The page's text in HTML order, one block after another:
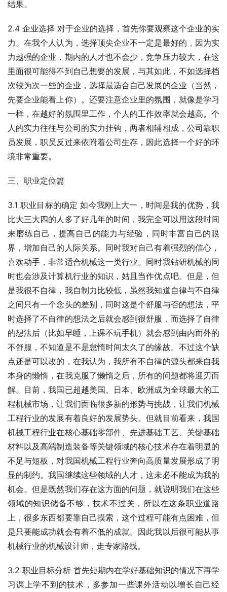
结果。
2.4 企业选择 对于企业的选择，首先你要观察这个企业的实
力。在我个人认为，选择顶尖企业不一定是最好的，因为实
力越强的企业，期内的人才也不会少，竞争压力较大，在这
里面很可能得不到自己想要的发展，与其如此，不如选择档
次较为次一些的企业，选择最适合自己发展的企业（当然，
先要企业能看上你）。还要注意企业里的氛围，就像是学习
一样，在越好的氛围里工作，个人的工作效率就会越高。个
人的实力往往与公司的实力挂钩，两者相辅相成，公司靠职
员发展，职员反过来依附着公司生存，因此选择一个好的环
境非常重要。
三、职业定位篇
3.1 职业目标的确定 如今我刚上大一，时间是我的优势，我
比大三大四的人多了好几年的时间，我完全可以用这段时间
来磨练自己，提高自己的能力与经验，同时丰富自己的眼
界，增加自己的人际关系。同时我对自己有着强烈的信心，
喜欢动手，非常适合机械这一类行业。同时我钻研机械的同
时也会涉及计算机行业的知识，姑且当作优点吧。但是，但
是我很不自律，我自制力比较低，虽然我知道自律与不自律
之间只有一个念头的差别，同时这是个舒服与否的想法，平
时选择了不自律的想法之后就会感到很舒服，而选择了自律
的想法后（比如早睡，上课不玩手机）就会感到由内而外的
不舒服，不知道是不是怠惰时间太久了的缘故。不过这个缺
点还是可以改的，在我认为，我所有不自律的源头都来自我
本身的懒惰，在我克服了懒惰之后，所有的问题都将迎刃而
解。目前，我国已超越美国、日本、欧洲成为全球最大的工
程机械市场，让我们面临很多新的形势与挑战，让我们机械
工程行业的发展有着良好的发展势头。但就目前看来，我国
机械工程行业在核心基础零部件、先进基础工艺、关键基础
材料以及高端制造装备等关键领域的核心技术存在着明显的
不足与短板，对我国机械工程行业奔向高质量发展形成了明
显的制约。我国继续这些领域的人才，这未必不能成为我的
机会。但是既然我们存在这方面的问题，就说明我们在这些
领域的知识储备不够，技术不过关，所以在这条职业道路
上，很多东西都要靠自己摸索，这个过程可能有点困难，但
是只要能成功就会有着不低的成就。因此我以后很可能从事
机械行业的机械设计师，走专家路线。
3.2 职业目标分析 首先短期内在学好基础知识的情况下再学
习课上学不到的技术，多参加一些课外活动以增长自己经